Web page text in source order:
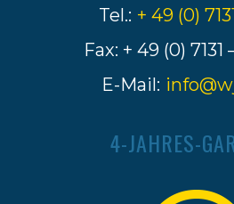
Tel.: + 49 (0)
Fax: + 49 (0) 7131
E-Mail:
4-JAHRES-